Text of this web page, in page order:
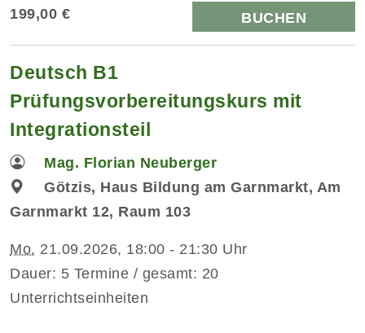
199,00 € BUCHEN
Deutsch B1
Prüfungsvorbereitungskurs mit
Integrationsteil
Mag. Florian Neuberger
Götzis, Haus Bildung am Garnmarkt, Am
Garnmarkt 12, Raum 103
Mo. 21.09.2026, 18:00 - 21:30 Uhr
Dauer: 5 Termine / gesamt: 20
Unterrichtseinheiten